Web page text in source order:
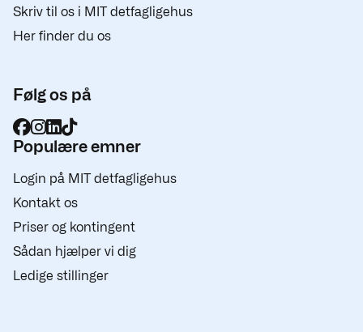
Skriv til os i MIT detfagligehus
Her finder du os
Følg os på
Populære emner
Login på MIT detfagligehus
Kontakt os
Priser og kontingent
Sådan hjælper vi dig
Ledige stillinger